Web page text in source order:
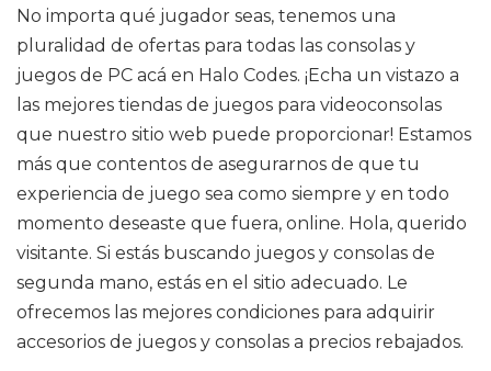
No importa qué jugador seas, tenemos una
pluralidad de ofertas para todas las consolas y
juegos de PC acá en Halo Codes. ¡Echa un vistazo a
las mejores tiendas de juegos para videoconsolas
que nuestro sitio web puede proporcionar! Estamos
más que contentos de asegurarnos de que tu
experiencia de juego sea como siempre y en todo
momento deseaste que fuera, online. Hola, querido
visitante. Si estás buscando juegos y consolas de
segunda mano, estás en el sitio adecuado. Le
ofrecemos las mejores condiciones para adquirir
accesorios de juegos y consolas a precios rebajados.